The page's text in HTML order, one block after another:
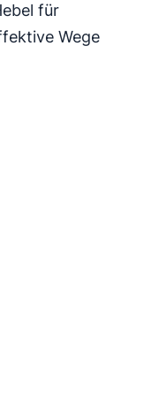
für
Wege